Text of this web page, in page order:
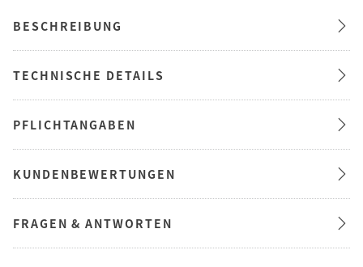
BESCHREIBUNG
TECHNISCHE DETAILS
PFLICHTANGABEN
KUNDENBEWERTUNGEN
FRAGEN & ANTWORTEN